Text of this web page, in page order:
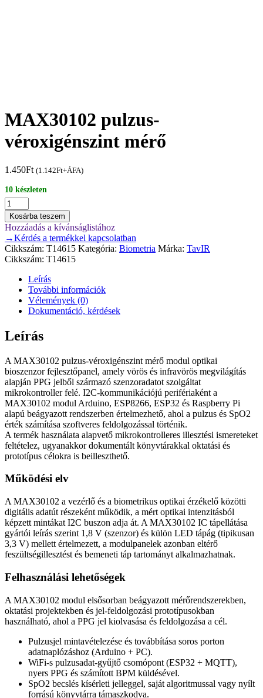
MAX30102 pulzus-
véroxigénszint mérő
1.450Ft (1.142Ft+ÁFA)
10 készleten
MAX30102
pulzus-
véroxigénszint
mérő
mennyiség
Kosárba teszem
Hozzáadás a kívánságlistához
→Kérdés a termékkel kapcsolatban
Cikkszám: T14615 Kategória: Biometria Márka: TavIR
Cikkszám: T14615
Leírás
További információk
Vélemények (0)
Dokumentáció, kérdések
Leírás
A MAX30102 pulzus-véroxigénszint mérő modul optikai
bioszenzor fejlesztőpanel, amely vörös és infravörös megvilágítás
alapján PPG jelből származó szenzoradatot szolgáltat
mikrokontroller felé. I2C-kommunikációjú perifériaként a
MAX30102 modul Arduino, ESP8266, ESP32 és Raspberry Pi
alapú beágyazott rendszerben értelmezhető, ahol a pulzus és SpO2
érték számítása szoftveres feldolgozással történik.
A termék használata alapvető mikrokontrolleres illesztési ismereteket
feltételez, ugyanakkor dokumentált könyvtárakkal oktatási és
prototípus célokra is beilleszthető.
Működési elv
A MAX30102 a vezérlő és a biometrikus optikai érzékelő közötti
digitális adatút részeként működik, a mért optikai intenzitásból
képzett mintákat I2C buszon adja át. A MAX30102 IC tápellátása
gyártói leírás szerint 1,8 V (szenzor) és külön LED tápág (tipikusan
3,3 V) mellett értelmezett, a modulpanelek azonban eltérő
feszültségillesztést és bemeneti táp tartományt alkalmazhatnak.
Felhasználási lehetőségek
A MAX30102 modul elsősorban beágyazott mérőrendszerekben,
oktatási projektekben és jel-feldolgozási prototípusokban
használható, ahol a PPG jel kiolvasása és feldolgozása a cél.
Pulzusjel mintavételezése és továbbítása soros porton
adatnaplózáshoz (Arduino + PC).
WiFi-s pulzusadat-gyűjtő csomópont (ESP32 + MQTT),
nyers PPG és számított BPM küldésével.
SpO2 becslés kísérleti jelleggel, saját algoritmussal vagy nyílt
forrású könyvtárra támaszkodva.